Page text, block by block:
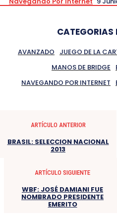
CATEGORIAS
AVANZADO JUEGO DE LA
MANOS DE BRIDGE
NAVEGANDO POR INTERNET
ARTÍCULO ANTERIOR
BRASIL: SELECCION NACIONAL
2013
ARTÍCULO SIGUIENTE
WBF: JOSÉ DAMIANI FUE
NOMBRADO PRESIDENTE
EMERITO